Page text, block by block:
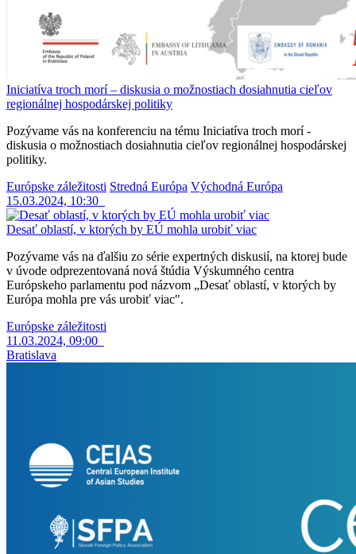
Iniciatíva troch morí – diskusia o možnostiach dosiahnutia cieľov
regionálnej hospodárskej politiky
Pozývame vás na konferenciu na tému Iniciatíva troch morí -
diskusia o možnostiach dosiahnutia cieľov regionálnej hospodárskej
politiky.
Európske záležitosti Stredná Európa Východná Európa
15.03.2024, 10:30
Desať oblastí, v ktorých by EÚ mohla urobiť viac
Pozývame vás na ďalšiu zo série expertných diskusií, na ktorej bude
v úvode odprezentovaná nová štúdia Výskumného centra
Európskeho parlamentu pod názvom „Desať oblastí, v ktorých by
Európa mohla pre vás urobiť viac".
Európske záležitosti
11.03.2024, 09:00
Bratislava